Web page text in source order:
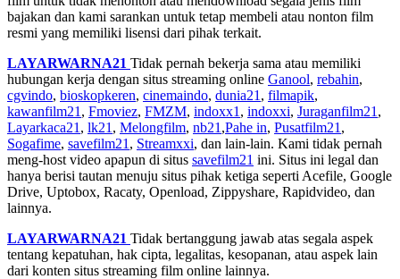
bajakan dan kami sarankan untuk tetap membeli atau nonton film
resmi yang memiliki lisensi dari pihak terkait.
LAYARWARNA21 Tidak pernah bekerja sama atau memiliki
hubungan kerja dengan situs streaming online Ganool, rebahin,
cgvindo, bioskopkeren, cinemaindo, dunia21 , filmapik,
kawanfilm21 , Fmoviez, FMZM, indoxx1 , indoxxi, Juraganfilm21 ,
Layarkaca21 , lk21 , Melongfilm, nb21 ,Pahe in, Pusatfilm21 ,
Sogafime, savefilm21 , Streamxxi, dan lain-lain. Kami tidak pernah
meng-host video apapun di situs savefilm21 ini. Situs ini legal dan
hanya berisi tautan menuju situs pihak ketiga seperti Acefile, Google
Drive, Uptobox, Racaty, Openload, Zippyshare, Rapidvideo, dan
lainnya.
LAYARWARNA21 Tidak bertanggung jawab atas segala aspek
tentang kepatuhan, hak cipta, legalitas, kesopanan, atau aspek lain
dari konten situs streaming film online lainnya.